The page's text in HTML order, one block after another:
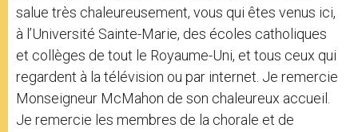
salue très chaleureusement, vous qui êtes venus ici,
à l’Université Sainte-Marie, des écoles catholiques
et collèges de tout le Royaume-Uni, et tous ceux qui
regardent à la télévision ou par internet. Je remercie
Monseigneur McMahon de son chaleureux accueil.
Je remercie les membres de la chorale et de